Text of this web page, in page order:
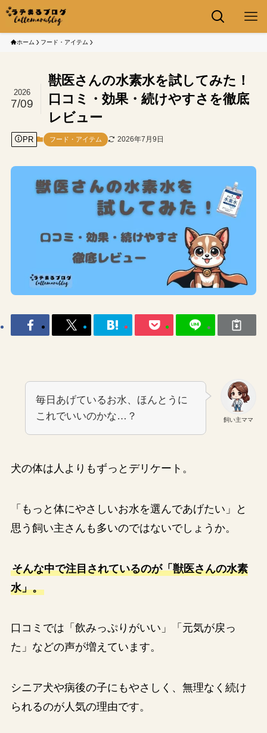
ホーム フード・アイテム
獣医さんの水素水を試してみた！
口コミ・効果・続けやすさを徹底
レビュー
2026
7/09
PR フード・アイテム 2026年7月9日
飼い主ママ
毎日あげているお水、ほんとうに
これでいいのかな…？
犬の体は人よりもずっとデリケート。
「もっと体にやさしいお水を選んであげたい」と
思う飼い主さんも多いのではないでしょうか。
そんな中で注目されているのが「獣医さんの水素
水」。
口コミでは「飲みっぷりがいい」「元気が戻っ
た」などの声が増えています。
シニア犬や病後の子にもやさしく、無理なく続け
られるのが人気の理由です。